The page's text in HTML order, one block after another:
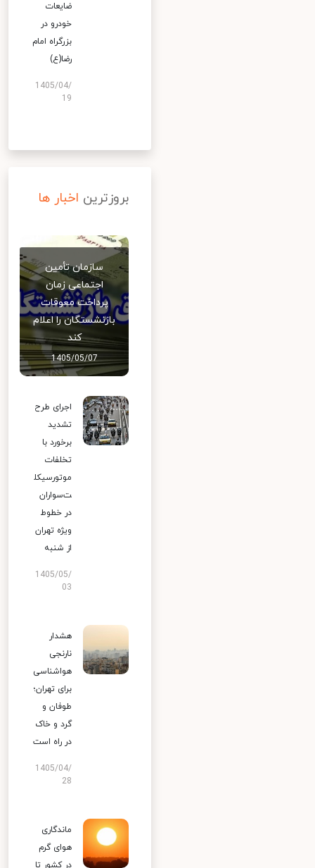
ضایعات
خودرو در
بزرگراه امام
رضا(ع)
1405/04/
19
بروزترین اخبار ها
سازمان تأمین
اجتماعی زمان
پرداخت معوقات
بازنشستگان را اعلام
کند
1405/05/07
اجرای طرح
تشدید
برخورد با
تخلفات
موتورسیکل
ت‌سواران
در خطوط
ویژه تهران
از شنبه
1405/05/
03
هشدار
نارنجی
هواشناسی
برای تهران؛
طوفان و
گرد و خاک
در راه است
1405/04/
28
ماندگاری
هوای گرم
در کشور تا